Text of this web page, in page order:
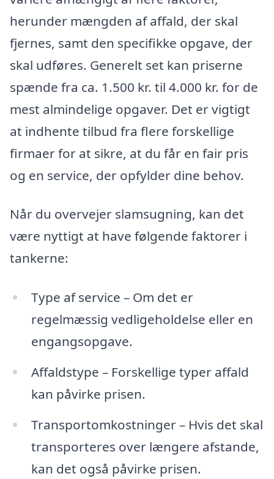
herunder mængden af affald, der skal
fjernes, samt den specifikke opgave, der
skal udføres. Generelt set kan priserne
spænde fra ca. 1.500 kr. til 4.000 kr. for de
mest almindelige opgaver. Det er vigtigt
at indhente tilbud fra flere forskellige
firmaer for at sikre, at du får en fair pris
og en service, der opfylder dine behov.
Når du overvejer slamsugning, kan det
være nyttigt at have følgende faktorer i
tankerne:
Type af service – Om det er
regelmæssig vedligeholdelse eller en
engangsopgave.
Affaldstype – Forskellige typer affald
kan påvirke prisen.
Transportomkostninger – Hvis det skal
transporteres over længere afstande,
kan det også påvirke prisen.